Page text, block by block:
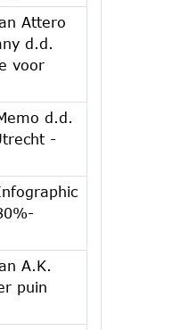
Attero
d.d.
voor
d.d.
-
A.K.
puin